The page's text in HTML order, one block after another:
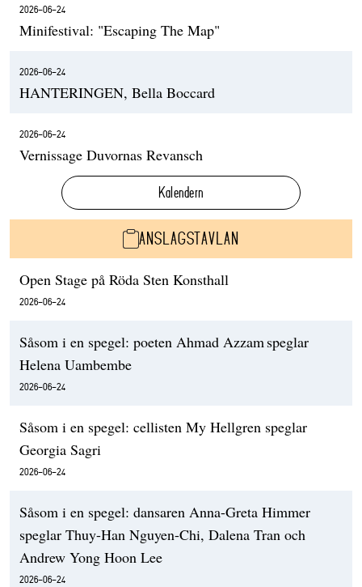
2026-06-24
Minifestival: "Escaping The Map"
2026-06-24
HANTERINGEN, Bella Boccard
2026-06-24
Vernissage Duvornas Revansch
Kalendern
ANSLAGSTAVLAN
Open Stage på Röda Sten Konsthall
2026-06-24
Såsom i en spegel: poeten Ahmad Azzam speglar
Helena Uambembe
2026-06-24
Såsom i en spegel: cellisten My Hellgren speglar
Georgia Sagri
2026-06-24
Såsom i en spegel: dansaren Anna-Greta Himmer
speglar Thuy-Han Nguyen-Chi, Dalena Tran och
Andrew Yong Hoon Lee
2026-06-24